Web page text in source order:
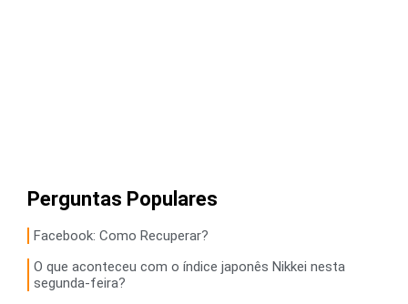
Perguntas Populares
Facebook: Como Recuperar?
O que aconteceu com o índice japonês Nikkei nesta
segunda-feira?